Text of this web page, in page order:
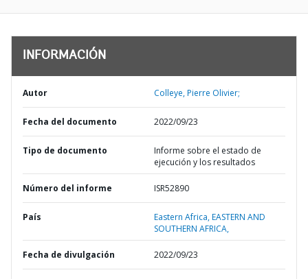
INFORMACIÓN
Autor Colleye, Pierre Olivier;
Fecha del documento 2022/09/23
Tipo de documento
Informe sobre el estado de
ejecución y los resultados
Número del informe ISR52890
País Eastern Africa,EASTERN AND
SOUTHERN AFRICA,
Fecha de divulgación 2022/09/23